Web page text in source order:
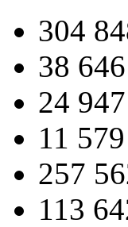
304
38
24
11
257
113